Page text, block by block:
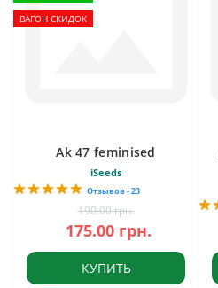
ВАГОН СКИДОК
Ak 47 feminised
iSeeds
Отзывов - 23
190.00 грн.
175.00 грн.
КУПИТЬ